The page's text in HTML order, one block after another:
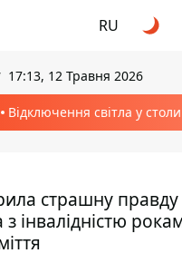
RU
17:13, 12 Травня 2026
Відключення світла у
страшну правду
інвалідністю